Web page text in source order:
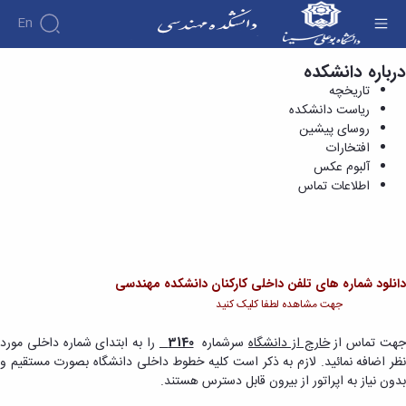
En
دانشکده
درباره
دانشکده
تاریخچه
ریاست
دانشکده
عکس
اطلاعات
تماس
سازمان
دانشکده
معاونت
آموزشی
آموزش
دوره
کارشناسی
فرم
ها
آیین‌نامه‌های
معاونت
آموزشی
تحصیلات
تکمیلی
فرم
ها
پژوهش
پژوهش
هفته
پژوهش
برق
گروه
گروه
مکانیک
گروه
اساتید
اساتید
دانشکده
مهندسیبرق
مهندسی
مهندسی
عمران
مهندسی
اطلاعات تماس - دانشکده فنی و مهندسی
درباره دانشکده
تاریخچه
ریاست دانشکده
روسای پیشین
افتخارات
آلبوم عکس
اطلاعات تماس
دانلود شماره های تلفن داخلی کارکنان دانشکده مهندسی
جهت مشاهده لطفا کلیک کنید
جهت تماس ازخارج از دانشگاه سرشماره3140 را به ابتدای شماره داخلی مورد
نظر اضافه نمائید. لازم به ذکر است کلیه خطوط داخلی دانشگاه بصورت مستقیم و
بدون نیاز به اپراتور از بیرون قابل دسترس هستند.